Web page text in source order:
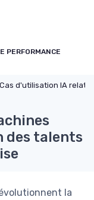
PERFORMANCE
Cas d'utilisation IA relation client
des talents
la